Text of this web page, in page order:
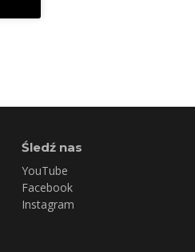
Śledź nas
YouTube
Facebook
Instagram